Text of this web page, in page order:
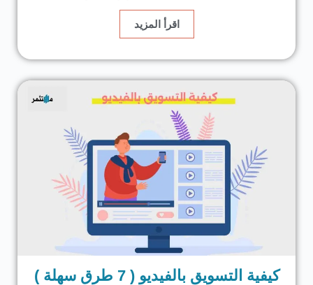
اقرأ المزيد
كيفية التسويق بالفيديو ( 7 طرق سهلة )